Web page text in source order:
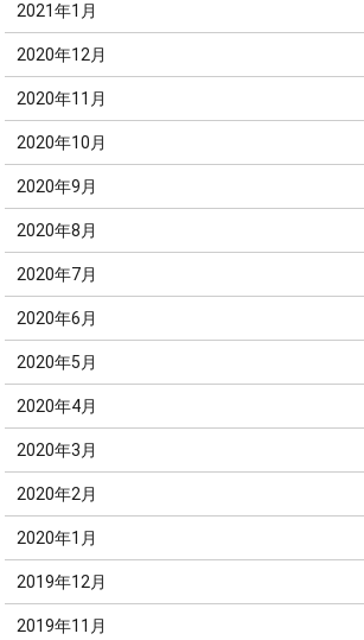
2021年1月
2020年12月
2020年11月
2020年10月
2020年9月
2020年8月
2020年7月
2020年6月
2020年5月
2020年4月
2020年3月
2020年2月
2020年1月
2019年12月
2019年11月